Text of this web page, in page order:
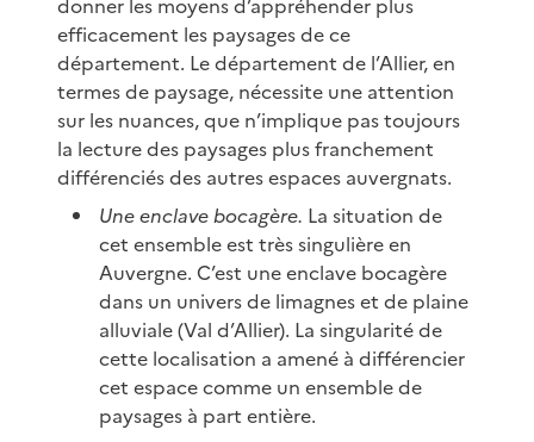
efficacement les paysages de ce
département. Le département de l’Allier, en
termes de paysage, nécessite une attention
sur les nuances, que n’implique pas toujours
la lecture des paysages plus franchement
différenciés des autres espaces auvergnats.
Une enclave bocagère. La situation de
cet ensemble est très singulière en
Auvergne. C’est une enclave bocagère
dans un univers de limagnes et de plaine
alluviale (Val d’Allier). La singularité de
cette localisation a amené à différencier
cet espace comme un ensemble de
paysages à part entière.